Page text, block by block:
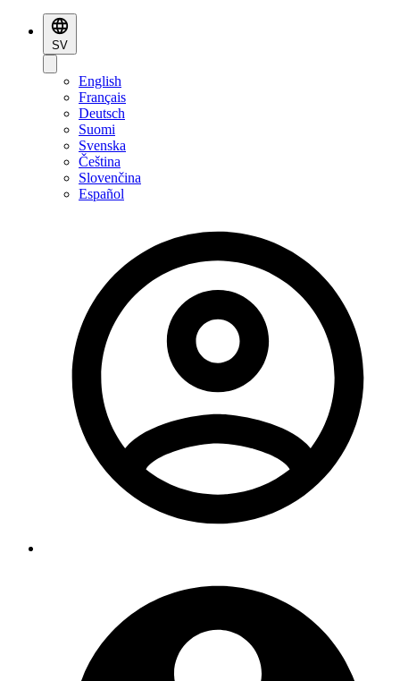
SV
English
Français
Deutsch
Suomi
Svenska
Čeština
Slovenčina
Español